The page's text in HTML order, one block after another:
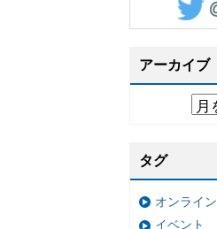
アーカイブ
タグ
オンライン
イベント